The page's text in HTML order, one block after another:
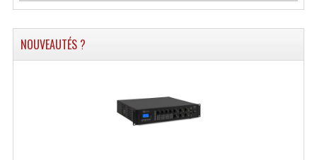
Laser Multi-Points
Effets Lumineux À Leds
Effets Lumineux, Centre De Piste
NOUVEAUTÉS ?